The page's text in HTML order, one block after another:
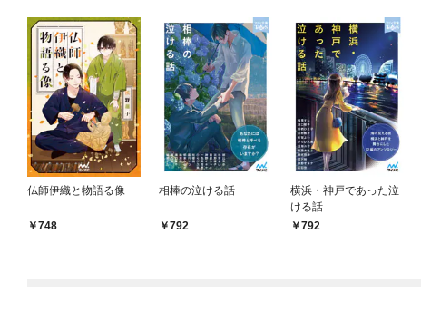
仏師伊織と物語る像
748
相棒の泣ける話
792
横浜・神戸であった泣
ける話
792